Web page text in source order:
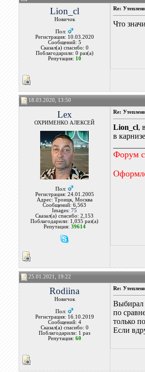
Lion_cl
Новичок
Пол:
Регистрация: 10.03.2020
Сообщений: 5
Сказал(а) спасибо: 0
Поблагодарили: 0 раз(а)
Репутация: 10
Re:
Что
18.03.2020, 13:50
Lex
ОХРИМЕНКО АЛЕКСЕЙ
Пол:
Регистрация: 24.01.2005
Адрес: Троицк, Москва
Сообщений: 6,563
Images:75
Сказал(а) спасибо: 2,153
Поблагодарили: 1,035 раз(а)
Репутация: 39614
Re:
Lion_cl,
в
Форум
25.01.2021, 19:22
Rodiina
Новичок
Пол:
Регистрация: 16.10.2019
Сообщений: 4
Сказал(а) спасибо: 0
Поблагодарили: 1 раз
Репутация: 60
Re:
Выбирал
по
только
Если